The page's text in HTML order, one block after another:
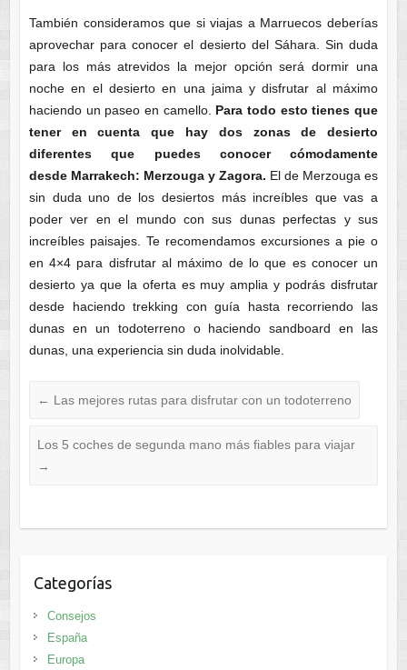
También consideramos que si viajas a Marruecos deberías
aprovechar para conocer el desierto del Sáhara. Sin duda
para los más atrevidos la mejor opción será dormir una
noche en el desierto en una jaima y disfrutar al máximo
haciendo un paseo en camello. Para todo esto tienes que
tener en cuenta que hay dos zonas de desierto
diferentes que puedes conocer cómodamente
desde Marrakech: Merzouga y Zagora. El de Merzouga es
sin duda uno de los desiertos más increíbles que vas a
poder ver en el mundo con sus dunas perfectas y sus
increíbles paisajes. Te recomendamos excursiones a pie o
en 4×4 para disfrutar al máximo de lo que es conocer un
desierto ya que la oferta es muy amplia y podrás disfrutar
desde haciendo trekking con guía hasta recorriendo las
dunas en un todoterreno o haciendo sandboard en las
dunas, una experiencia sin duda inolvidable.
← Las mejores rutas para disfrutar con un todoterreno
Los 5 coches de segunda mano más fiables para viajar
→
Categorías
Consejos
España
Europa